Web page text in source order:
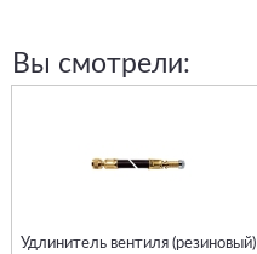
Вы смотрели:
Удлинитель вентиля (резиновый)